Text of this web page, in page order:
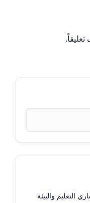
التعليم والبيئة